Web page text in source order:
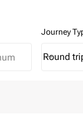
Journey
Journey
Round
keyboard_arrow_down